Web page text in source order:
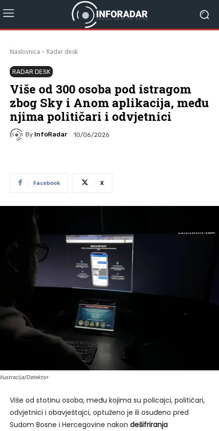
Naslovnica Radar desk
RADAR DESK
Više od 300 osoba pod istragom
zbog Sky i Anom aplikacija, među
njima političari i odvjetnici
By InfoRadar 10/06/2026
Facebook X
Ilustracija/Detektor
Više od stotinu osoba, među kojima su policajci, političari,
odvjetnici i obavještajci, optuženo je ili osuđeno pred
Sudom Bosne i Hercegovine nakon dešifriranja